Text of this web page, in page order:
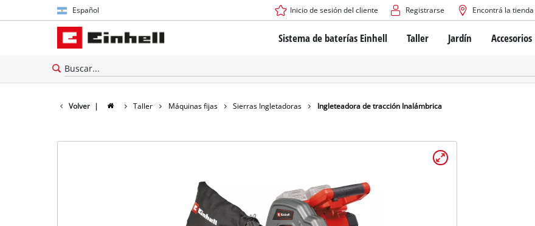
Español
Español
English
Inicio de sesión del cliente Registrarse Encontrá la
Sistema de baterías Einhell
El sistema de baterías Power X-Change
Sobre Einhell PROFESSIONAL
Todos los dispositivos PROFESSIONAL
Herramientas eléctricas PROFESSIONAL
Taller
Atornilladores inalámbricos
Taladros de columna
Routers para madera
Jardín
Cortadoras de césped
Cortadoras de césped
Accesorios
Volver | Taller Máquinas fijas Sierras Ingletadoras Ingleteadora de tracción Inalámbrica